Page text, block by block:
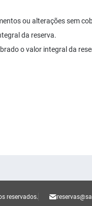
ou alterações sem
da reserva.
o valor integral da
reservados.